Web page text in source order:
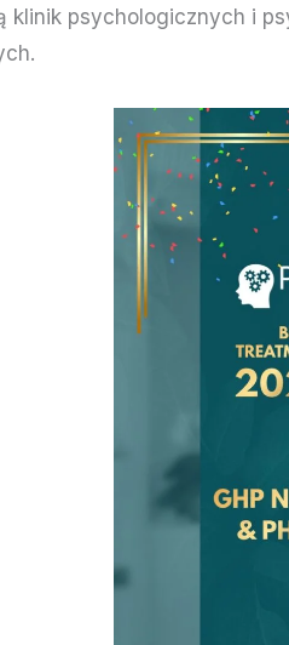
klinik psychologicznych i